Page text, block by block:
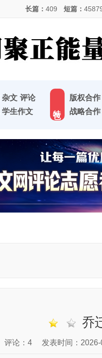
长篇： 409 短篇：
杂文 评论
学生作文
版权合作
战略合作
乔
评论：4 发表时间：